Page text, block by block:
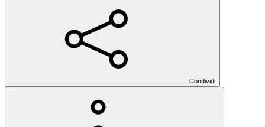
Condividi